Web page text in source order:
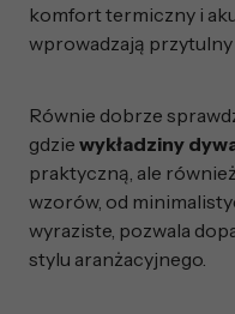
komfort termiczny i
wprowadzają przytulny
Równie dobrze
gdzie wykładziny
praktyczną, ale
wzorów, od
wyraziste, pozwala
stylu aranżacyjnego.